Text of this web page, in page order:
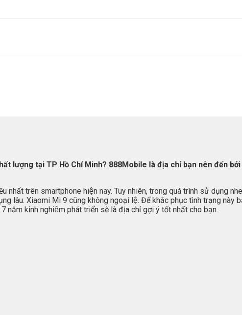
lượng tại TP Hồ Chí Minh? 888Mobile là địa chỉ bạn nên đến
nhất trên smartphone hiện nay. Tuy nhiên, trong quá trình sử dụng
lâu. Xiaomi Mi 9 cũng không ngoại lệ. Để khắc phục tình trạng này
năm kinh nghiệm phát triển sẽ là địa chỉ gợi ý tốt nhất cho bạn.